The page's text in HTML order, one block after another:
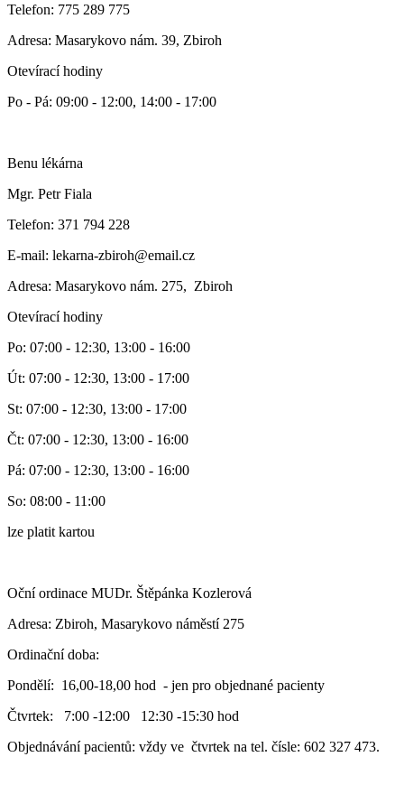
Telefon: 775 289 775
Adresa: Masarykovo nám. 39, Zbiroh
Otevírací hodiny
Po - Pá: 09:00 - 12:00, 14:00 - 17:00
Benu lékárna
Mgr. Petr Fiala
Telefon: 371 794 228
E-mail: lekarna-zbiroh@email.cz
Adresa: Masarykovo nám. 275, Zbiroh
Otevírací hodiny
Po: 07:00 - 12:30, 13:00 - 16:00
Út: 07:00 - 12:30, 13:00 - 17:00
St: 07:00 - 12:30, 13:00 - 17:00
Čt: 07:00 - 12:30, 13:00 - 16:00
Pá: 07:00 - 12:30, 13:00 - 16:00
So: 08:00 - 11:00
lze platit kartou
Oční ordinace MUDr. Štěpánka Kozlerová
Adresa: Zbiroh, Masarykovo náměstí 275
Ordinační doba:
Pondělí: 16,00-18,00 hod - jen pro objednané pacienty
Čtvrtek: 7:00 -12:00 12:30 -15:30 hod
Objednávání pacientů: vždy ve čtvrtek na tel. čísle: 602 327 473.